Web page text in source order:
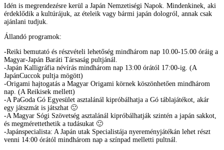
Idén is megrendezésre kerül a Japán Nemzetiségi Napok. Mindenkinek, aki
érdeklődik a kultúrájuk, az ételeik vagy bármi japán dologról, annak csak
ajánlani tudjuk.
Állandó programok:
-Reiki bemutató és részvételi lehetőség mindhárom nap 10.00-15.00 óráig a
Magyar-Japán Baráti Társaság pultjánál.
-Japán Kalligráfia névírás mindhárom nap 13:00 órától 17:00-ig. (A
JapánCuccok pultja mögött)
-Origami hajtogatás a Magyar Origami körnek köszönhetően mindhárom
nap. (A Reikisek mellett)
-A PaGoda Gó Egyesület asztalánál kipróbálhatja a Gó táblajátékot, akár
egy játszmát is játszhat 🙂
-A Magyar Sógi Szövetség asztalánál kipróbálhatják szintén a japán sakkot,
és megmérettethetik a tudásukat 🙂
-Japánspecialista: A Japán utak Specialistája nyereményjátékán lehet részt
venni 14:00 órától mindhárom nap a színpad melletti pultnál.